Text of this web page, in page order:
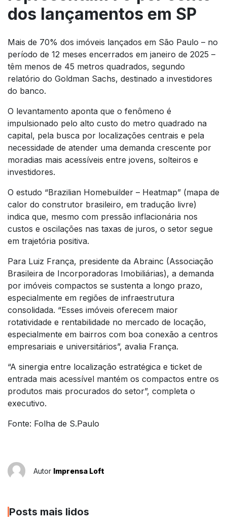
dos lançamentos em SP
Mais de 70% dos imóveis lançados em São Paulo – no
período de 12 meses encerrados em janeiro de 2025 –
têm menos de 45 metros quadrados, segundo
relatório do Goldman Sachs, destinado a investidores
do banco.
O levantamento aponta que o fenômeno é
impulsionado pelo alto custo do metro quadrado na
capital, pela busca por localizações centrais e pela
necessidade de atender uma demanda crescente por
moradias mais acessíveis entre jovens, solteiros e
investidores.
O estudo “Brazilian Homebuilder – Heatmap” (mapa de
calor do construtor brasileiro, em tradução livre)
indica que, mesmo com pressão inflacionária nos
custos e oscilações nas taxas de juros, o setor segue
em trajetória positiva.
Para Luiz França, presidente da Abrainc (Associação
Brasileira de Incorporadoras Imobiliárias), a demanda
por imóveis compactos se sustenta a longo prazo,
especialmente em regiões de infraestrutura
consolidada. “Esses imóveis oferecem maior
rotatividade e rentabilidade no mercado de locação,
especialmente em bairros com boa conexão a centros
empresariais e universitários”, avalia França.
“A sinergia entre localização estratégica e ticket de
entrada mais acessível mantém os compactos entre os
produtos mais procurados do setor”, completa o
executivo.
Fonte: Folha de S.Paulo
Autor Imprensa Loft
Posts mais lidos